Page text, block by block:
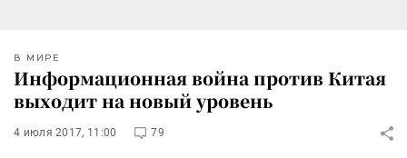
В МИРЕ
Информационная война против Китая
выходит на новый уровень
4 июля 2017, 11:00 79